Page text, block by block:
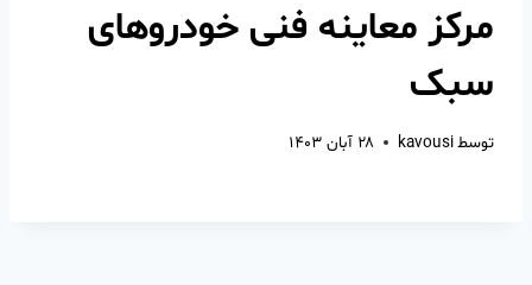
مرکز معاینه فنی خودروهای
سبک
توسطkavousi ۲۸ آبان ۱۴۰۳